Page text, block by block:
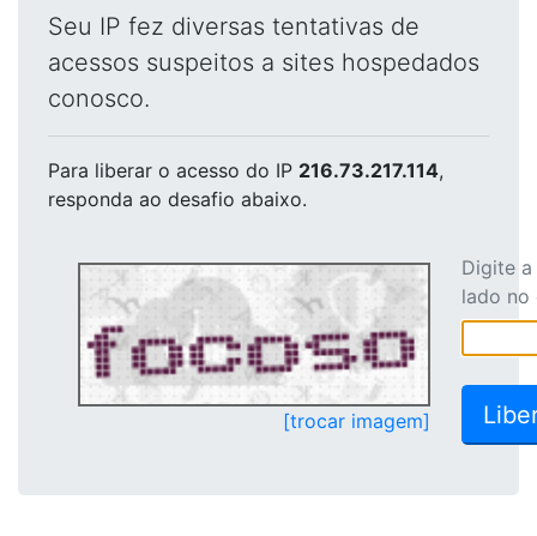
Seu IP fez diversas tentativas de
acessos suspeitos a sites hospedados
conosco.
Para liberar o acesso do IP 216.73.217.114,
responda ao desafio abaixo.
[trocar imagem]
Digite
lado no